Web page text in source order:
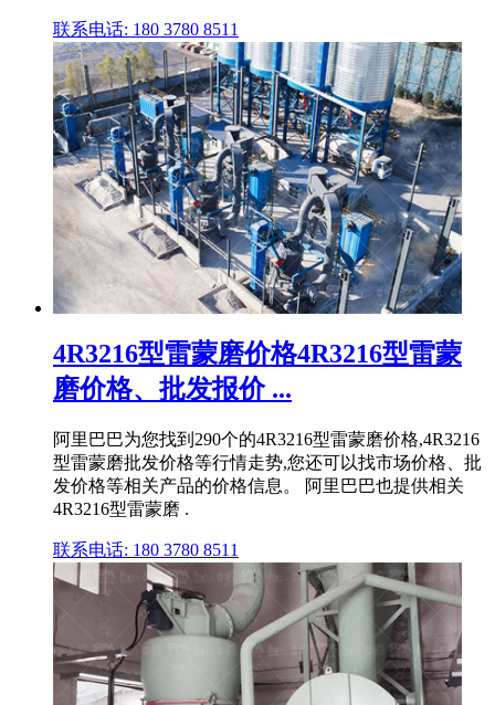
联系电话: 180 3780 8511
4R3216型雷蒙磨价格4R3216型雷蒙
磨价格、批发报价 ...
阿里巴巴为您找到290个的4R3216型雷蒙磨价格,4R3216
型雷蒙磨批发价格等行情走势,您还可以找市场价格、批
发价格等相关产品的价格信息。 阿里巴巴也提供相关
4R3216型雷蒙磨 .
联系电话: 180 3780 8511